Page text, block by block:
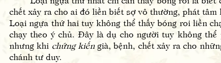
chết xảy ra cho ai đó liền biết sợ vô thường, phát
Loại ngựa thứ hai tuy không thể thấy bóng roi liền
chạy theo ý chủ. Đây là dụ cho người tuy không
nhưng khi chứng kiếngià, bệnh, chết xảy ra cho
chánh tư duy.